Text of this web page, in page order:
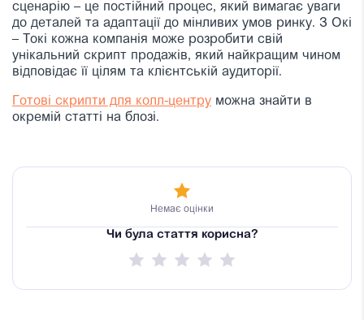
сценарію – це постійний процес, який вимагає уваги
до деталей та адаптації до мінливих умов ринку. З Окі
– Токі кожна компанія може розробити свій
унікальний скрипт продажів, який найкращим чином
відповідає її цілям та клієнтській аудиторії.
Готові скрипти для колл-центру можна знайти в
окремій статті на блозі.
Немає оцінки
Чи була стаття корисна?